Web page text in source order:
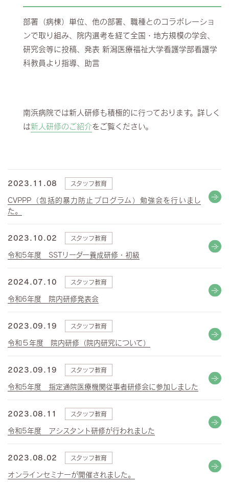
部署（病棟）単位、他の部署、職種とのコラボレーショ
ンで取り組み、院内選考を経て全国・地方規模の学会、
研究会等に投稿、発表 新潟医療福祉大学看護学部看護学
科教員より指導、助言
南浜病院では新人研修も積極的に行っております。詳しく
は新人研修のご紹介をご覧ください。
2023.11.08 スタッフ教育
CVPPP（包括的暴力防止プログラム）勉強会を行いまし
た。
2023.10.02 スタッフ教育
令和5年度 SSTリーダー養成研修・初級
2024.07.10 スタッフ教育
令和6年度 院内研修発表会
2023.09.19 スタッフ教育
令和５年度 院内研修（院内研究について）
2023.09.19 スタッフ教育
令和5年度 指定通院医療機関従事者研修会に参加しました
2023.08.11 スタッフ教育
令和5年度 アシスタント研修が行われました
2023.08.02 スタッフ教育
オンラインセミナーが開催されました。